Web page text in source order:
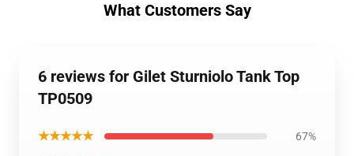
What Customers Say
6 reviews for Gilet Sturniolo Tank Top
TP0509
★★★★★ 67%